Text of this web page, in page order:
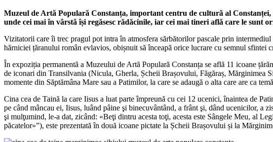
Muzeul de Artă Populară Constanța, important centru de cultură al
unde cei mai în vârstă își regăsesc rădăcinile, iar cei mai tineri află care le sunt
Vizitatorii care îi trec pragul pot intra în atmosfera sărbătorilor pascale prin
hărniciei țăranului român evlavios, obișnuit să înceapă orice lucrare cu semnul sfintei
În expoziția permanentă a Muzeului de Artă Populară Constanța se află 11 icoane
de iconari din Transilvania (Nicula, Gherla, Șcheii Brașovului, Făgăraș, Mărginimea
momente din Săptămâna Mare sau a Patimilor, la care se adaugă o alta care are ca
Cina cea de Taină la care Iisus a luat parte împreună cu cei 12 ucenici, înaintea de
pe când mâncau ei, Iisus, luând pâine şi binecuvântând, a frânt şi, dând ucenicilor, a
şi mulţumind, le-a dat, zicând: «Beţi dintru acesta toţi, acesta este Sângele Meu, al
păcatelor»”), este prezentată în două icoane pictate la Șcheii Brașovului și la